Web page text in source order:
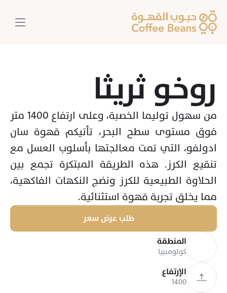
روخو ثريثا
مما يخلق تجربة قهوة استثنائية.
طلب عرض سعر
المنطقة
كولومببيا
الإرتفاع
1400